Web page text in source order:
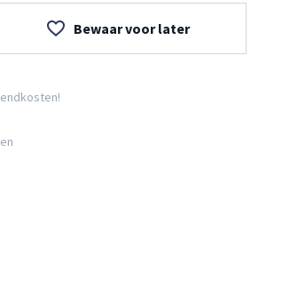
Bewaar voor later